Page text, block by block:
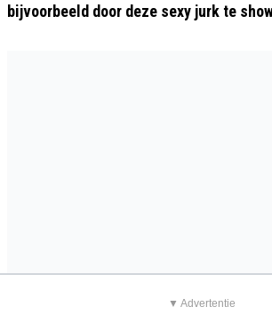
bijvoorbeeld door deze sexy jurk te
▼ Advertentie